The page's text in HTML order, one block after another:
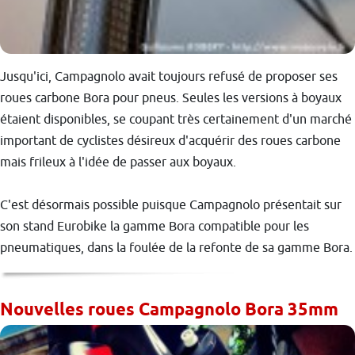
Jusqu'ici, Campagnolo avait toujours refusé de proposer ses
roues carbone Bora pour pneus. Seules les versions à boyaux
étaient disponibles, se coupant très certainement d'un marché
important de cyclistes désireux d'acquérir des roues carbone
mais frileux à l'idée de passer aux boyaux.
C'est désormais possible puisque Campagnolo présentait sur
son stand Eurobike la gamme Bora compatible pour les
pneumatiques, dans la foulée de la refonte de sa gamme Bora.
Nouvelles roues Campagnolo Bora 35mm